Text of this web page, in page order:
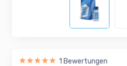
1 Bewertungen